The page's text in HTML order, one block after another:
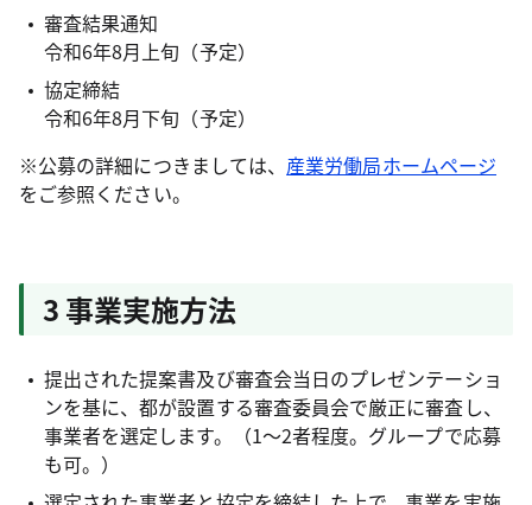
審査結果通知
令和6年8月上旬（予定）
協定締結
令和6年8月下旬（予定）
※公募の詳細につきましては、 産業労働局ホームページ
をご参照ください。
3 事業実施方法
提出された提案書及び審査会当日のプレゼンテーショ
ンを基に、都が設置する審査委員会で厳正に審査し、
事業者を選定します。（1～2者程度。グループで応募
も可。）